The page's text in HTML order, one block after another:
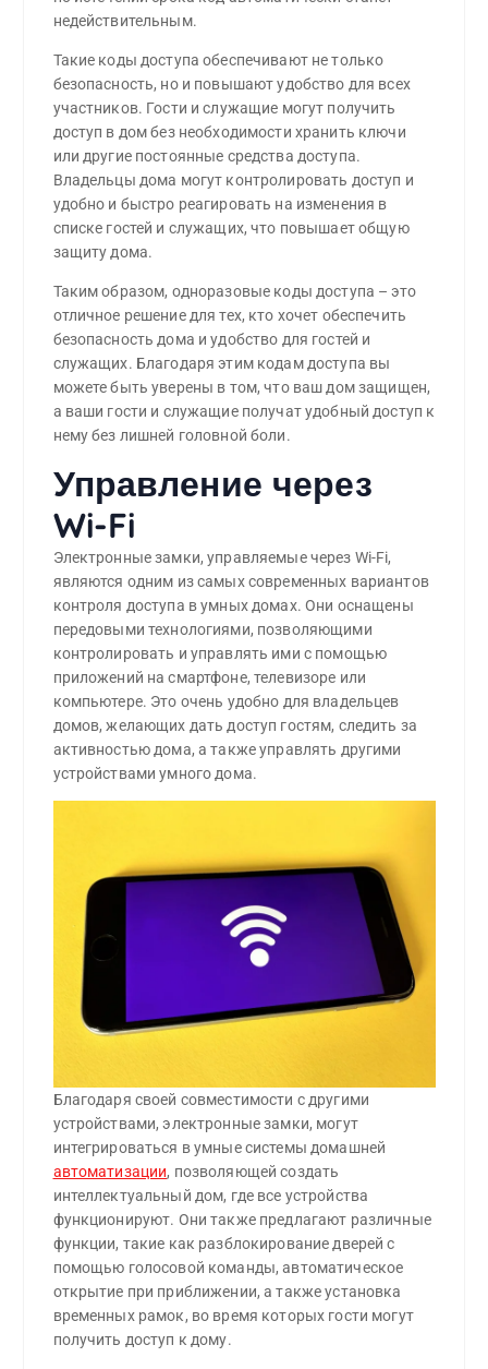
недействительным.
Такие коды доступа обеспечивают не только
безопасность, но и повышают удобство для всех
участников. Гости и служащие могут получить
доступ в дом без необходимости хранить ключи
или другие постоянные средства доступа.
Владельцы дома могут контролировать доступ и
удобно и быстро реагировать на изменения в
списке гостей и служащих, что повышает общую
защиту дома.
Таким образом, одноразовые коды доступа – это
отличное решение для тех, кто хочет обеспечить
безопасность дома и удобство для гостей и
служащих. Благодаря этим кодам доступа вы
можете быть уверены в том, что ваш дом защищен,
а ваши гости и служащие получат удобный доступ к
нему без лишней головной боли.
Управление через
Wi-Fi
Электронные замки, управляемые через Wi-Fi,
являются одним из самых современных вариантов
контроля доступа в умных домах. Они оснащены
передовыми технологиями, позволяющими
контролировать и управлять ими с помощью
приложений на смартфоне, телевизоре или
компьютере. Это очень удобно для владельцев
домов, желающих дать доступ гостям, следить за
активностью дома, а также управлять другими
устройствами умного дома.
Благодаря своей совместимости с другими
устройствами, электронные замки, могут
интегрироваться в умные системы домашней
автоматизации, позволяющей создать
интеллектуальный дом, где все устройства
функционируют. Они также предлагают различные
функции, такие как разблокирование дверей с
помощью голосовой команды, автоматическое
открытие при приближении, а также установка
временных рамок, во время которых гости могут
получить доступ к дому.